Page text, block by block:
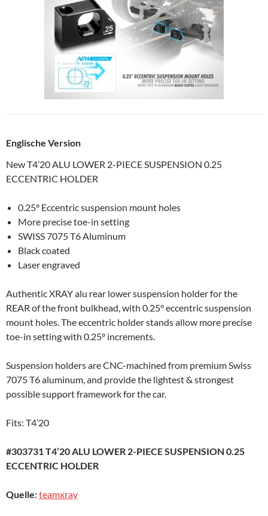
Englische Version
New T4’20 ALU LOWER 2-PIECE SUSPENSION 0.25
ECCENTRIC HOLDER
0.25° Eccentric suspension mount holes
More precise toe-in setting
SWISS 7075 T6 Aluminum
Black coated
Laser engraved
Authentic XRAY alu rear lower suspension holder for the
REAR of the front bulkhead, with 0.25° eccentric suspension
mount holes. The eccentric holder stands allow more precise
toe-in setting with 0.25° increments.
Suspension holders are CNC-machined from premium Swiss
7075 T6 aluminum, and provide the lightest & strongest
possible support framework for the car.
Fits: T4’20
#303731 T4’20 ALU LOWER 2-PIECE SUSPENSION 0.25
ECCENTRIC HOLDER
Quelle:teamxray